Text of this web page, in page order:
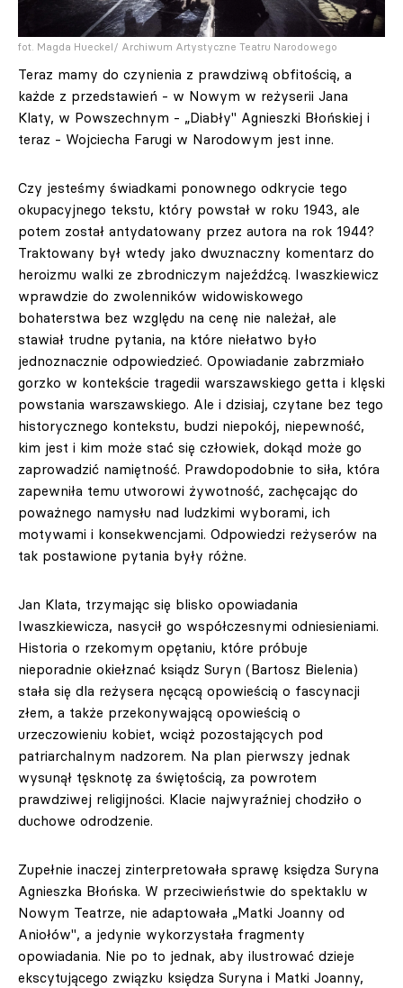
fot. Magda Hueckel/ Archiwum Artystyczne Teatru Narodowego
Teraz mamy do czynienia z prawdziwą obfitością, a
każde z przedstawień - w Nowym w reżyserii Jana
Klaty, w Powszechnym - „Diabły" Agnieszki Błońskiej i
teraz - Wojciecha Farugi w Narodowym jest inne.
Czy jesteśmy świadkami ponownego odkrycie tego
okupacyjnego tekstu, który powstał w roku 1943, ale
potem został antydatowany przez autora na rok 1944?
Traktowany był wtedy jako dwuznaczny komentarz do
heroizmu walki ze zbrodniczym najeźdźcą. Iwaszkiewicz
wprawdzie do zwolenników widowiskowego
bohaterstwa bez względu na cenę nie należał, ale
stawiał trudne pytania, na które niełatwo było
jednoznacznie odpowiedzieć. Opowiadanie zabrzmiało
gorzko w kontekście tragedii warszawskiego getta i klęski
powstania warszawskiego. Ale i dzisiaj, czytane bez tego
historycznego kontekstu, budzi niepokój, niepewność,
kim jest i kim może stać się człowiek, dokąd może go
zaprowadzić namiętność. Prawdopodobnie to siła, która
zapewniła temu utworowi żywotność, zachęcając do
poważnego namysłu nad ludzkimi wyborami, ich
motywami i konsekwencjami. Odpowiedzi reżyserów na
tak postawione pytania były różne.
Jan Klata, trzymając się blisko opowiadania
Iwaszkiewicza, nasycił go współczesnymi odniesieniami.
Historia o rzekomym opętaniu, które próbuje
nieporadnie okiełznać ksiądz Suryn (Bartosz Bielenia)
stała się dla reżysera nęcącą opowieścią o fascynacji
złem, a także przekonywającą opowieścią o
urzeczowieniu kobiet, wciąż pozostających pod
patriarchalnym nadzorem. Na plan pierwszy jednak
wysunął tęsknotę za świętością, za powrotem
prawdziwej religijności. Klacie najwyraźniej chodziło o
duchowe odrodzenie.
Zupełnie inaczej zinterpretowała sprawę księdza Suryna
Agnieszka Błońska. W przeciwieństwie do spektaklu w
Nowym Teatrze, nie adaptowała „Matki Joanny od
Aniołów", a jedynie wykorzystała fragmenty
opowiadania. Nie po to jednak, aby ilustrować dzieje
ekscytującego związku księdza Suryna i Matki Joanny,